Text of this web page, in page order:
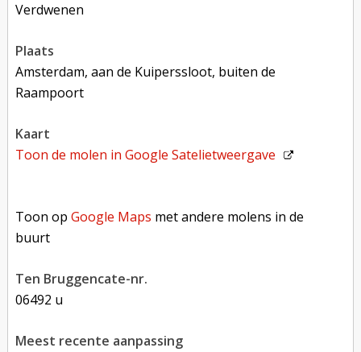
verdwenen
plaats
Amsterdam, aan de Kuiperssloot, buiten de
Raampoort
kaart
Toon de molen inGoogle Satelietweergave
Toon opGoogle Maps met andere molens in de
buurt
Ten Bruggencate-nr.
06492 u
Meest recente aanpassing